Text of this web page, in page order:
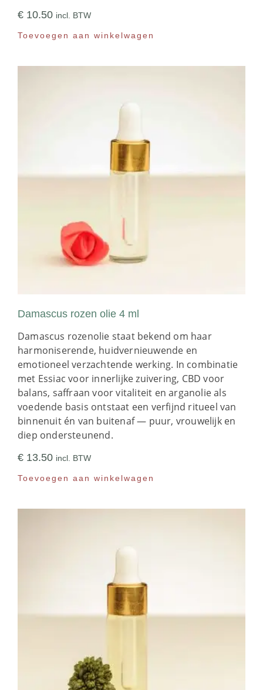
€ 10.50 incl. BTW
Toevoegen aan winkelwagen
Damascus rozen olie 4 ml
Damascus rozenolie staat bekend om haar
harmoniserende, huidvernieuwende en
emotioneel verzachtende werking. In combinatie
met Essiac voor innerlijke zuivering, CBD voor
balans, saffraan voor vitaliteit en arganolie als
voedende basis ontstaat een verfijnd ritueel van
binnenuit én van buitenaf — puur, vrouwelijk en
diep ondersteunend.
€ 13.50 incl. BTW
Toevoegen aan winkelwagen